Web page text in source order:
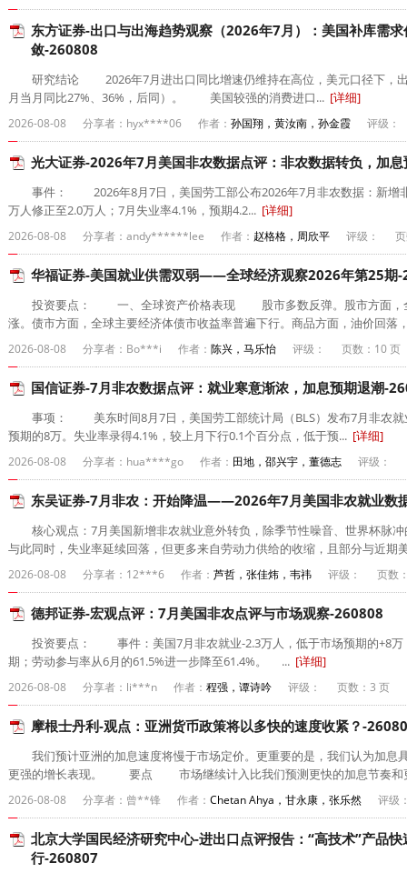
东方证券-出口与出海趋势观察（2026年7月）：美国补库需
敛-260808
研究结论 2026年7月进出口同比增速仍维持在高位，美元口径下，出
月当月同比27%、36%，后同）。 美国较强的消费进口... [详细]
2026-08-08 分享者：hyx****06 作者： 孙国翔，黄汝南，孙金霞 评级：
光大证券-2026年7月美国非农数据点评：非农数据转负，加
事件： 2026年8月7日，美国劳工部公布2026年7月非农数据：新增非
万人修正至2.0万人；7月失业率4.1%，预期4.2... [详细]
2026-08-08 分享者：andy******lee 作者： 赵格格，周欣平 评级：
华福证券-美国就业供需双弱——全球经济观察2026年第25期
投资要点： 一、全球资产价格表现 股市多数反弹。股市方面，全
涨。债市方面，全球主要经济体债市收益率普遍下行。商品方面，油价回落
2026-08-08 分享者：Bo***i 作者： 陈兴，马乐怡 评级： 页数：10 页
国信证券-7月非农数据点评：就业寒意渐浓，加息预期退潮-
事项： 美东时间8月7日，美国劳工部统计局（BLS）发布7月非农就
预期的8万。失业率录得4.1%，较上月下行0.1个百分点，低于预... [详细]
2026-08-08 分享者：hua****go 作者： 田地，邵兴宇，董德志 评级：
东吴证券-7月非农：开始降温——2026年7月美国非农就业数
核心观点：7月美国新增非农就业意外转负，除季节性噪音、世界杯脉冲
与此同时，失业率延续回落，但更多来自劳动力供给的收缩，且部分与近期
2026-08-08 分享者：12***6 作者： 芦哲，张佳炜，韦祎 评级： 页数
德邦证券-宏观点评：7月美国非农点评与市场观察-260808
投资要点： 事件：美国7月非农就业-2.3万人，低于市场预期的+8万
期；劳动参与率从6月的61.5%进一步降至61.4%。 ... [详细]
2026-08-08 分享者：li***n 作者： 程强，谭诗吟 评级： 页数：3 页
摩根士丹利-观点：亚洲货币政策将以多快的速度收紧？-
我们预计亚洲的加息速度将慢于市场定价。更重要的是，我们认为加息
更强的增长表现。 要点 市场继续计入比我们预测更快的加息节奏和
2026-08-08 分享者：曾**锋 作者： Chetan Ahya，甘永康，张乐然 评级
北京大学国民经济研究中心-进出口点评报告：“高技术”产品
行-260807